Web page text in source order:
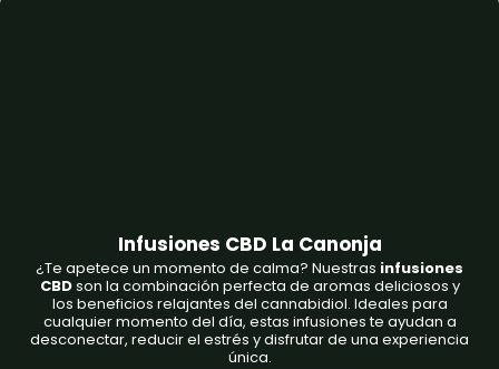
Infusiones CBD La Canonja
¿Te apetece un momento de calma? Nuestras infusiones
CBDson la combinación perfecta de aromas deliciosos y
los beneficios relajantes del cannabidiol. Ideales para
cualquier momento del día, estas infusiones te ayudan a
desconectar, reducir el estrés y disfrutar de una experiencia
única.